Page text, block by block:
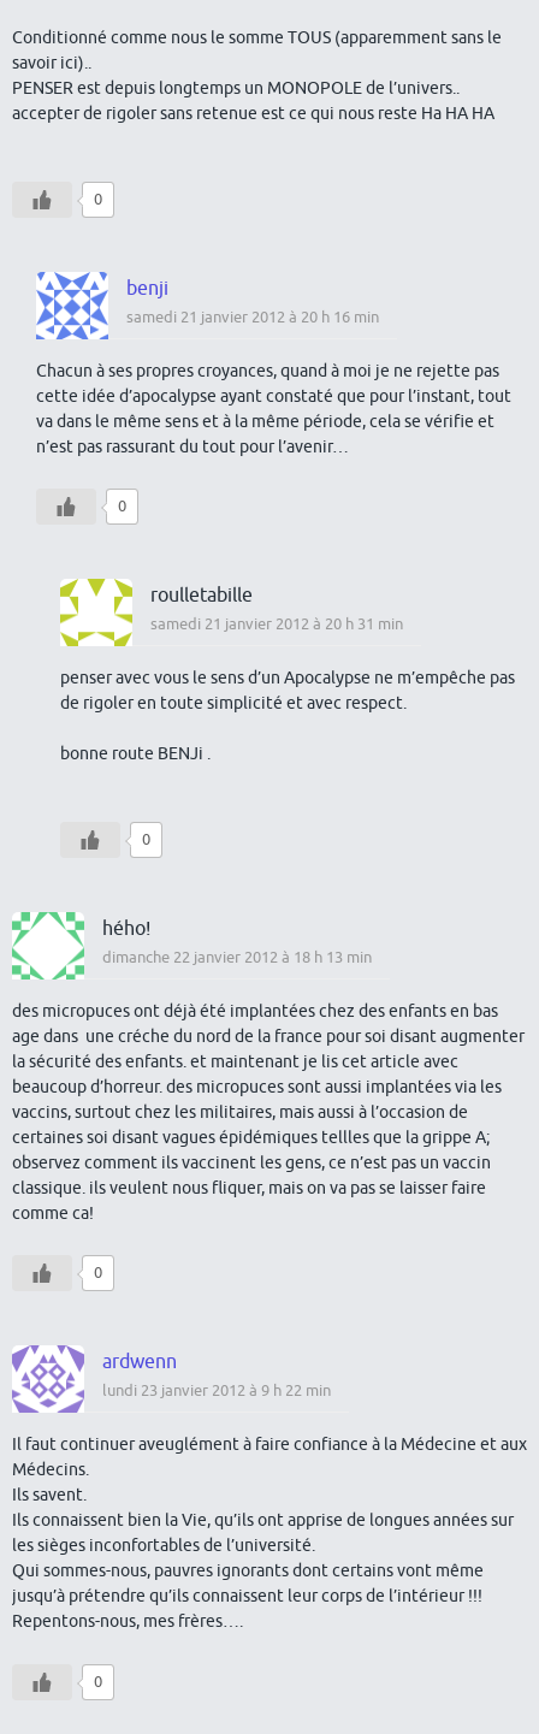
Conditionné comme nous le somme TOUS (apparemment sans le
savoir ici)..
PENSER est depuis longtemps un MONOPOLE de l’univers..
accepter de rigoler sans retenue est ce qui nous reste Ha HA HA
0
benji
samedi 21 janvier 2012 à 20 h 16 min
Chacun à ses propres croyances, quand à moi je ne rejette pas
cette idée d’apocalypse ayant constaté que pour l’instant, tout
va dans le même sens et à la même période, cela se vérifie et
n’est pas rassurant du tout pour l’avenir…
0
roulletabille
samedi 21 janvier 2012 à 20 h 31 min
penser avec vous le sens d’un Apocalypse ne m’empêche pas
de rigoler en toute simplicité et avec respect.
bonne route BENJi .
0
hého!
dimanche 22 janvier 2012 à 18 h 13 min
des micropuces ont déjà été implantées chez des enfants en bas
age dans une créche du nord de la france pour soi disant augmenter
la sécurité des enfants. et maintenant je lis cet article avec
beaucoup d’horreur. des micropuces sont aussi implantées via les
vaccins, surtout chez les militaires, mais aussi à l’occasion de
certaines soi disant vagues épidémiques tellles que la grippe A;
observez comment ils vaccinent les gens, ce n’est pas un vaccin
classique. ils veulent nous fliquer, mais on va pas se laisser faire
comme ca!
0
ardwenn
lundi 23 janvier 2012 à 9 h 22 min
Il faut continuer aveuglément à faire confiance à la Médecine et aux
Médecins.
Ils savent.
Ils connaissent bien la Vie, qu’ils ont apprise de longues années sur
les sièges inconfortables de l’université.
Qui sommes-nous, pauvres ignorants dont certains vont même
jusqu’à prétendre qu’ils connaissent leur corps de l’intérieur !!!
Repentons-nous, mes frères….
0